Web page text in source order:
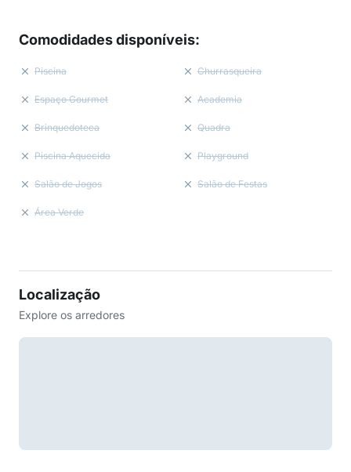
Comodidades disponíveis:
Piscina Churrasqueira
Espaço Gourmet Academia
Brinquedoteca Quadra
Piscina Aquecida Playground
Salão de Jogos Salão de Festas
Área Verde
Localização
Explore os arredores